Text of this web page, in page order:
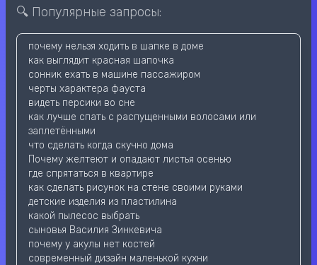
🔍 Популярные запросы:
почему нельзя ходить в шапке в доме
как выглядит красная шапочка
сонник ехать в машине пассажиром
черты характера фауста
видеть персики во сне
как лучше спать с распущенными волосами или
заплетёнными
что сделать когда скучно дома
Почему желтеют и опадают листья осенью
где спрятаться в квартире
как сделать рисунок на стене своими руками
детские изделия из пластилина
какой пылесос выбрать
сыновья Василия Зинкевича
почему у акулы нет костей
современный дизайн маленькой кухни